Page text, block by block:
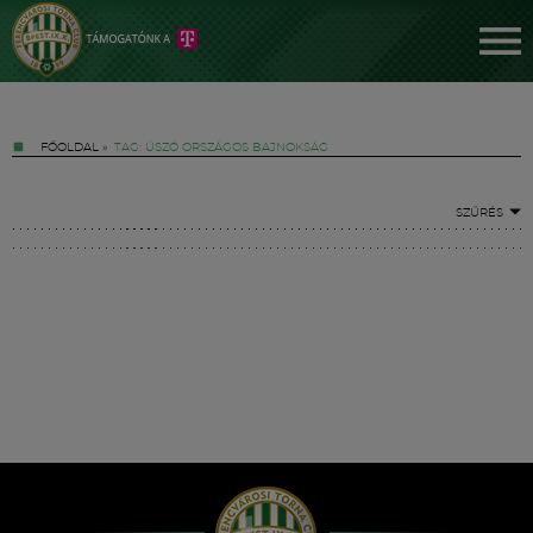
FŐOLDAL » TAG: ÚSZÓ ORSZÁGOS BAJNOKSÁG
SZŰRÉS
Hírek